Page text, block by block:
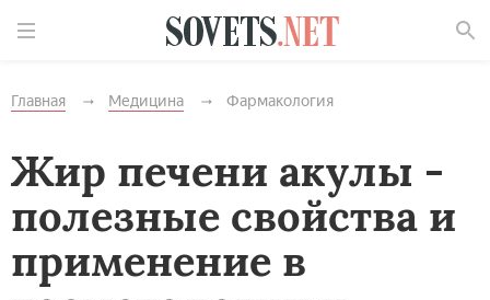
Главная Медицина Фармакология
Жир печени акулы -
полезные свойства и
применение в